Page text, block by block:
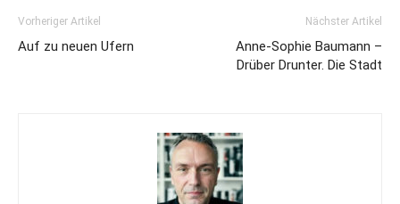
Vorheriger Artikel
Auf zu neuen Ufern
Nächster Artikel
Anne-Sophie Baumann –
Drüber Drunter. Die Stadt